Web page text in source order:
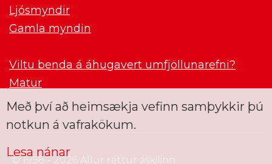
Ljósmyndir
Gamla myndin
Viltu benda á áhugavert umfjöllunarefni?
Matur
© 1998 - 2026 Allur réttur áskilinn
Með því að heimsækja vefinn samþykkir þú
notkun á vafrakökum.
Lesa nánar